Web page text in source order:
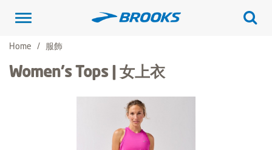
Toggle
Home
服飾
Women's Tops | 女上衣